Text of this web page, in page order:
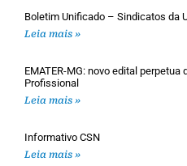
Boletim Unificado – Sindicatos da
Leia mais »
EMATER-MG: novo edital
Profissional
Leia mais »
Informativo CSN
Leia mais »